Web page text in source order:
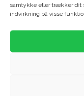
samtykke eller trækker dit
indvirkning på visse
værelser.